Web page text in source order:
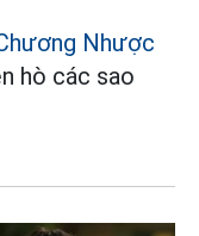
Nhược
hò các sao